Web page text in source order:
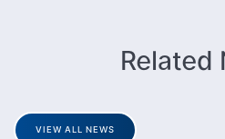
VIEW ALL NEWS